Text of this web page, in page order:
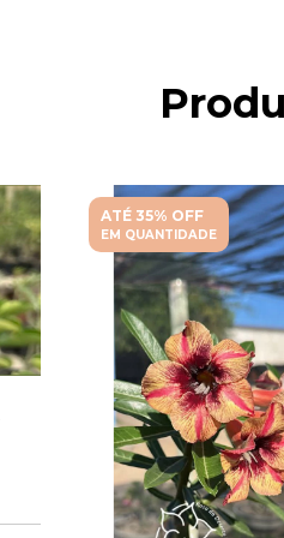
ATÉ 35% OFF
EM QUANTIDADE